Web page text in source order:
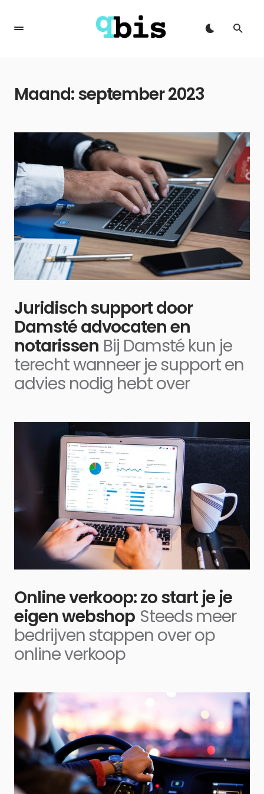
Maand:september 2023
Juridisch support door
Damsté advocaten en
notarissen Bij Damsté kun je
terecht wanneer je support en
advies nodig hebt over
Online verkoop: zo start je je
eigen webshop Steeds meer
bedrijven stappen over op
online verkoop